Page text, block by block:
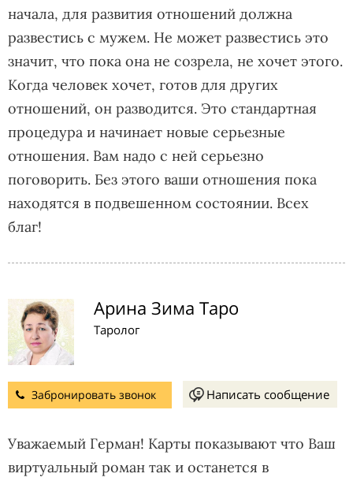
начала, для развития отношений должна
развестись с мужем. Не может развестись это
значит, что пока она не созрела, не хочет этого.
Когда человек хочет, готов для других
отношений, он разводится. Это стандартная
процедура и начинает новые серьезные
отношения. Вам надо с ней серьезно
поговорить. Без этого ваши отношения пока
находятся в подвешенном состоянии. Всех
благ!
Арина Зима Таро
Таролог
Забронировать звонок Написать сообщение
Уважаемый Герман! Карты показывают что Ваш
виртуальный роман так и останется в